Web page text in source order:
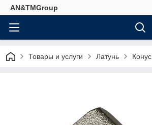
AN&TMGroup
Товары и услуги Латунь Конус